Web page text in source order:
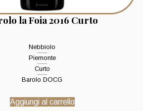
la Foia 2016 Curto
Nebbiolo
Piemonte
Curto
Barolo DOCG
Aggiungi al carrello